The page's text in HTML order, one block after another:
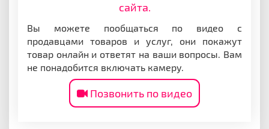
сайта.
Вы можете пообщаться по видео с
продавцами товаров и услуг, они покажут
товар онлайн и ответят на ваши вопросы. Вам
не понадобится включать камеру.
Позвонить по видео